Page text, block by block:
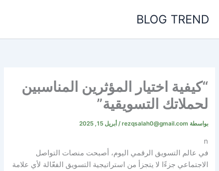
BLOG TREND
“كيفية اختيار المؤثرين المناسبين
لحملاتك التسويقية”
بواسطة rezqsalah0@gmail.com
/ أبريل 15, 2025
n
في عالم التسويق الرقمي اليوم، أصبحت منصات التواصل
الاجتماعي جزءًا لا يتجزأ من استراتيجية التسويق الفعّالة لأي علامة